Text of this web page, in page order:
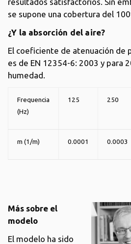
se supone una cobertura del
¿Y la absorción del aire?
El coeficiente de atenuación de
es de EN 12354-6: 2003 y para
humedad.
Frequencia
(Hz)
125 250
m (1/m) 0.0001 0.0003
Más sobre el
modelo
El modelo ha sido